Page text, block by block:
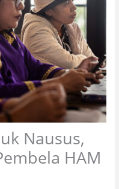
Nausus,
HAM